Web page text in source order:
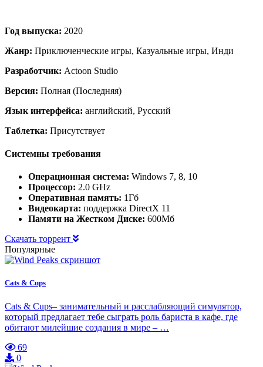
Год выпуска: 2020
Жанр: Приключенческие игры, Казуальные игры, Инди
Разработчик: Actoon Studio
Версия: Полная (Последняя)
Язык интерфейса: английский, Русский
Таблетка: Присутствует
Системны требования
Операционная система: Windows 7, 8, 10
Процессор: 2.0 GHz
Оперативная память: 1Гб
Видеокарта: поддержка DirectX 11
Памяти на Жестком Диске: 600Мб
Скачать торрент
Популярные
Cats & Cups
Cats & Cups– занимательный и расслабляющий симулятор,
который предлагает тебе сыграть роль бариста в кафе, где
обитают милейшие создания в мире – …
69
0